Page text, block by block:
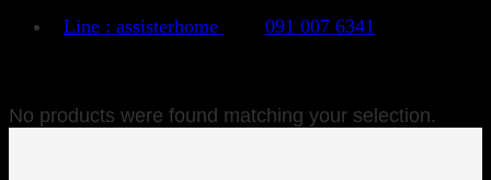
Line : assisterhome 091 007 6341
No products were found matching your selection.